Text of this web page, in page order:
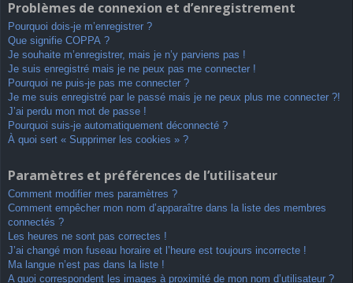
d
e
Problèmes de connexion et d’enregistrement
Pourquoi dois-je m’enregistrer ?
Que signifie COPPA ?
Je souhaite m’enregistrer, mais je n’y parviens pas !
Je suis enregistré mais je ne peux pas me connecter !
Pourquoi ne puis-je pas me connecter ?
Je me suis enregistré par le passé mais je ne peux plus me connecter ?!
J’ai perdu mon mot de passe !
Pourquoi suis-je automatiquement déconnecté ?
À quoi sert « Supprimer les cookies » ?
Paramètres et préférences de l’utilisateur
Comment modifier mes paramètres ?
Comment empêcher mon nom d’apparaître dans la liste des membres
connectés ?
Les heures ne sont pas correctes !
J’ai changé mon fuseau horaire et l’heure est toujours incorrecte !
Ma langue n’est pas dans la liste !
A quoi correspondent les images à proximité de mon nom d’utilisateur ?